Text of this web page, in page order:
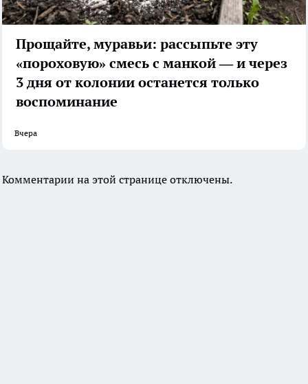
Прощайте, муравьи: рассыпьте эту
«пороховую» смесь с манкой — и через
3 дня от колонии останется только
воспоминание
Вчера
Комментарии на этой странице отключены.